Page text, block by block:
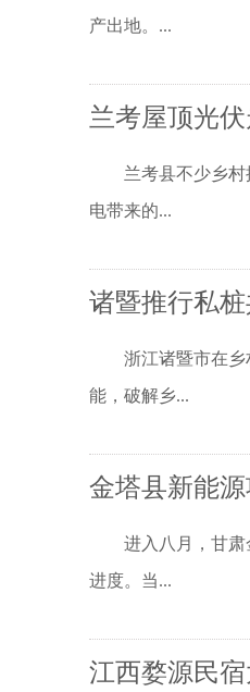
产出地。...
兰考屋顶光
兰考县不少乡村推
电带来的...
诸暨推行私
浙江诸暨市在乡村
能，破解乡...
金塔县新能
进入八月，甘肃金
进度。当...
江西婺源民